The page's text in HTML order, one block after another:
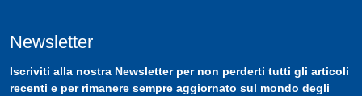
Newsletter
Iscriviti alla nostra Newsletterper non perderti tutti gli articoli
recenti e per rimanere sempre aggiornato sul mondo degli